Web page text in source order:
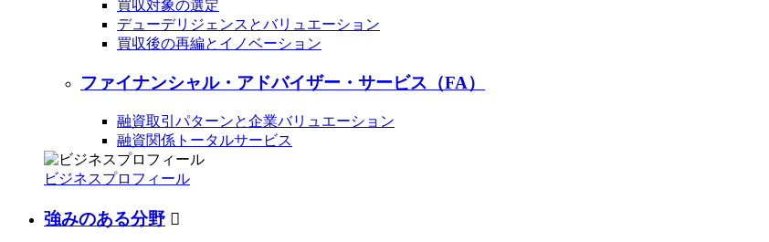
買収対象の選定
デューデリジェンスとバリュエーション
買収後の再編とイノベーション
ファイナンシャル・アドバイザー・サービス（FA）
融資取引パターンと企業バリュエーション
融資関係トータルサービス
ビジネスプロフィール
強みのある分野 